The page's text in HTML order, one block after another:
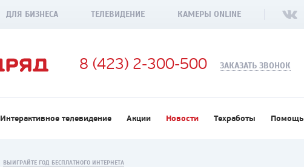
ДЛЯ БИЗНЕСА ТЕЛЕВИДЕНИЕ КАМЕРЫ ONLINE
8 (423) 2-300-500 ЗАКАЗАТЬ ЗВОНОК
Интерактивное телевидение Акции Новости Техработы Помощь
ВЫИГРАЙТЕ ГОД БЕСПЛАТНОГО ИНТЕРНЕТА